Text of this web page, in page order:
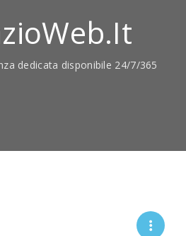
dedicata disponibile 24/7/365